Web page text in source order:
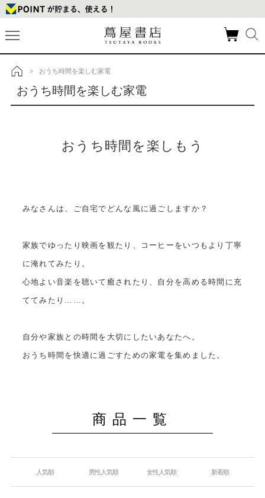
トップ
> おうち時間を楽しむ家電
おうち時間を楽しむ家電
おうち時間を楽しもう
みなさんは、ご自宅でどんな風に過ごしますか？
家族でゆったり映画を観たり、コーヒーをいつもより丁寧
に淹れてみたり。
心地よい音楽を聴いて癒されたり、自分を高める時間に充
ててみたり……。
自分や家族との時間を大切にしたいあなたへ。
おうち時間を快適に過ごすための家電を集めました。
商品一覧
人気順 男性人気順 女性人気順 新着順